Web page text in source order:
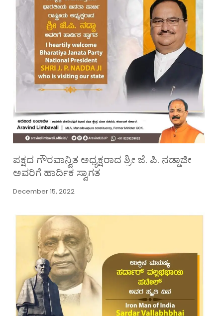
ಪಕ್ಷದ ಗೌರವಾನ್ವಿತ ಅಧ್ಯಕ್ಷರಾದ ಶ್ರೀ ಜೆ. ಪಿ. ನಡ್ಡಾಜೀ
ಅವರಿಗೆ ಹಾರ್ದಿಕ ಸ್ವಾಗತ
December 15, 2022